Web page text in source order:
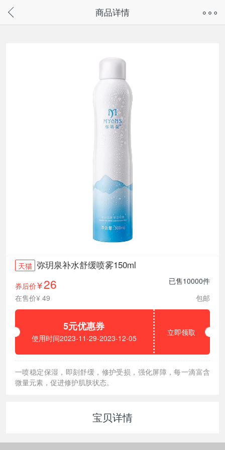
请通过微信或支付宝搜“奇兔客小程序”访问
商品详情
天猫 弥玥泉补水舒缓喷雾150ml
券后价¥26
已售10000件
在售价¥ 49
包邮
5元优惠券
使用时间2023-11-29-2023-12-05
立即领取
一喷稳定保湿，即刻舒缓，修护受损，强化屏障，每一滴富含
微量元素，促进修护肌肤状态。
宝贝详情